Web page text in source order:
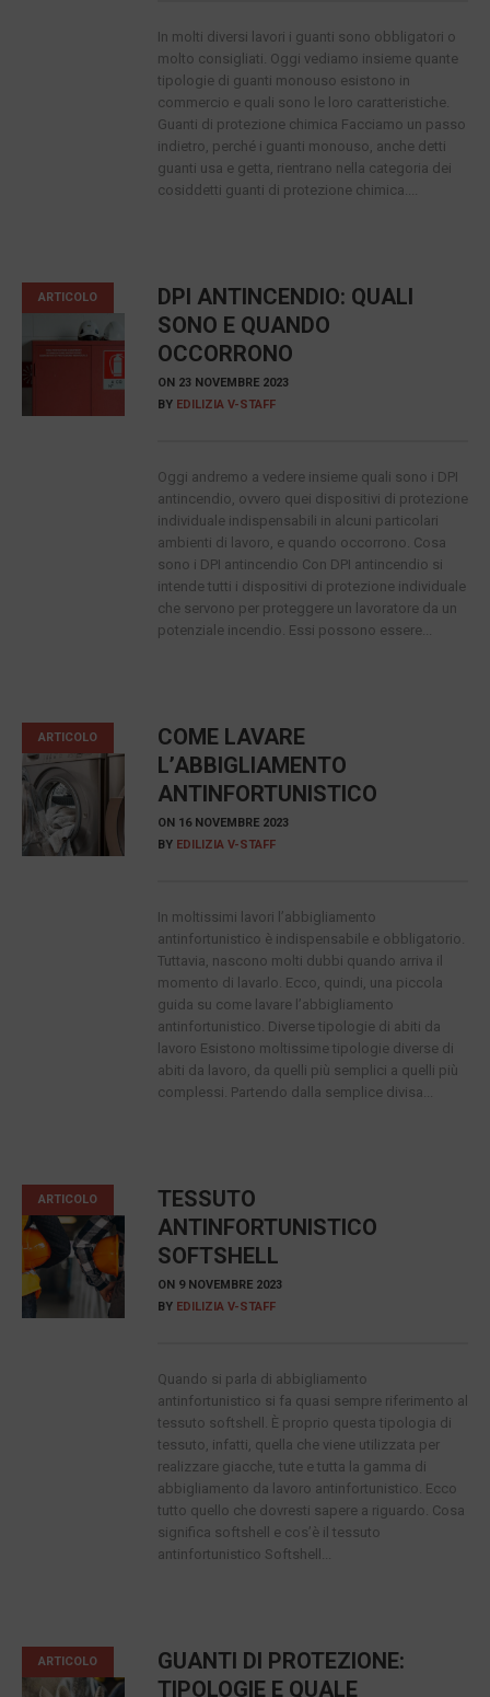
In molti diversi lavori i guanti sono obbligatori o
molto consigliati. Oggi vediamo insieme quante
tipologie di guanti monouso esistono in
commercio e quali sono le loro caratteristiche.
Guanti di protezione chimica Facciamo un passo
indietro, perché i guanti monouso, anche detti
guanti usa e getta, rientrano nella categoria dei
cosiddetti guanti di protezione chimica....
ARTICOLO
DPI ANTINCENDIO: QUALI
SONO E QUANDO
OCCORRONO
ON 23 NOVEMBRE 2023
BY EDILIZIA V-STAFF
Oggi andremo a vedere insieme quali sono i DPI
antincendio, ovvero quei dispositivi di protezione
individuale indispensabili in alcuni particolari
ambienti di lavoro, e quando occorrono. Cosa
sono i DPI antincendio Con DPI antincendio si
intende tutti i dispositivi di protezione individuale
che servono per proteggere un lavoratore da un
potenziale incendio. Essi possono essere...
ARTICOLO
COME LAVARE
L’ABBIGLIAMENTO
ANTINFORTUNISTICO
ON 16 NOVEMBRE 2023
BY EDILIZIA V-STAFF
In moltissimi lavori l’abbigliamento
antinfortunistico è indispensabile e obbligatorio.
Tuttavia, nascono molti dubbi quando arriva il
momento di lavarlo. Ecco, quindi, una piccola
guida su come lavare l’abbigliamento
antinfortunistico. Diverse tipologie di abiti da
lavoro Esistono moltissime tipologie diverse di
abiti da lavoro, da quelli più semplici a quelli più
complessi. Partendo dalla semplice divisa...
ARTICOLO
TESSUTO
ANTINFORTUNISTICO
SOFTSHELL
ON 9 NOVEMBRE 2023
BY EDILIZIA V-STAFF
Quando si parla di abbigliamento
antinfortunistico si fa quasi sempre riferimento al
tessuto softshell. È proprio questa tipologia di
tessuto, infatti, quella che viene utilizzata per
realizzare giacche, tute e tutta la gamma di
abbigliamento da lavoro antinfortunistico. Ecco
tutto quello che dovresti sapere a riguardo. Cosa
significa softshell e cos’è il tessuto
antinfortunistico Softshell...
ARTICOLO
GUANTI DI PROTEZIONE:
TIPOLOGIE E QUALE